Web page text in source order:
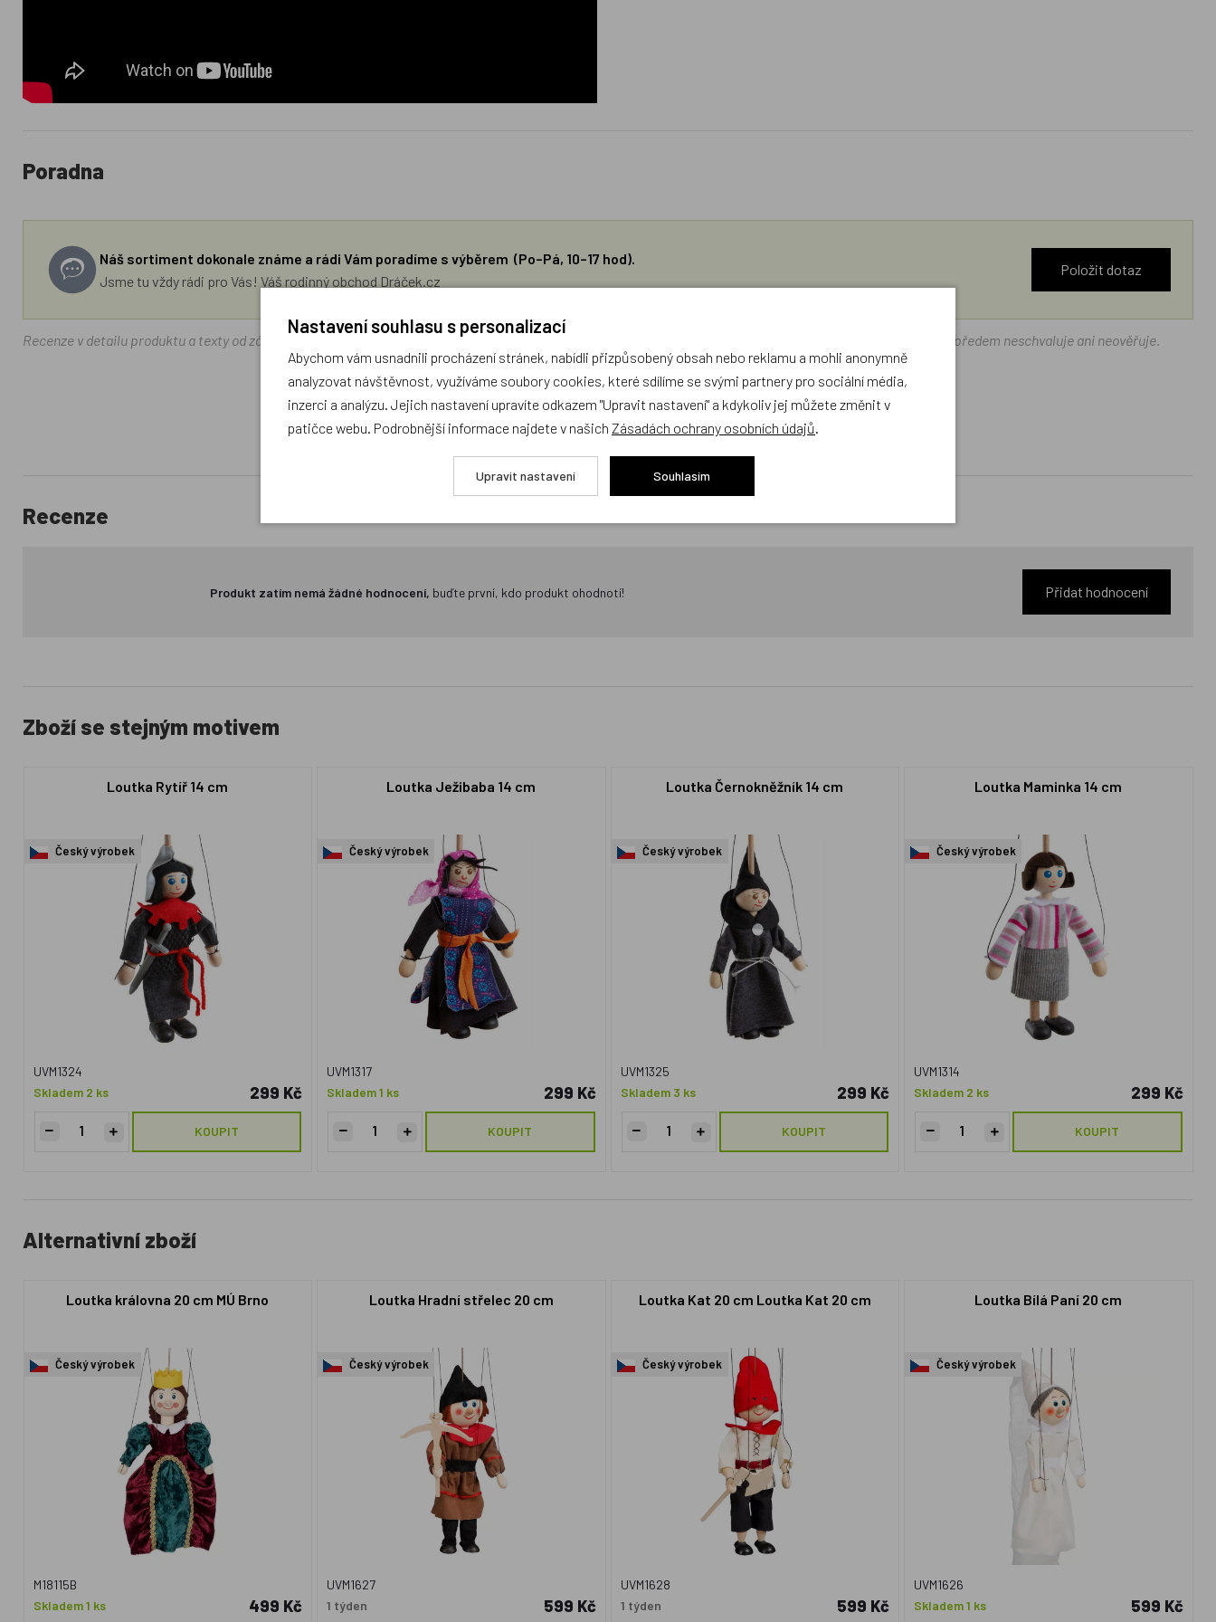
Poradna
Náš sortiment dokonale známe a rádi Vám poradíme s výběrem (Po–Pá, 10–17 hod).
Jsme tu vždy rádi pro Vás! Váš rodinný obchod Dráček.cz
Položit dotaz
Recenze v detailu produktu a texty od zákazníků v poradně odrážejí výhradně názory a stanoviska zákazníků. Provozovatel e-shopu Dráček.cz texty zákazníků předem neschvaluje ani neověřuje.
Zatím zde nejsou žádné dotazy. Buďte první, kdo se zeptá!
Recenze
Produkt zatím nemá žádné hodnocení, buďte první, kdo produkt ohodnotí! Přidat hodnocení
Zboží se stejným motivem
Loutka Rytíř 14 cm
Český výrobek
UVM1324
Skladem 2 ks
299 Kč
KOUPIT
Loutka Ježibaba 14 cm
Český výrobek
UVM1317
Skladem 1 ks
299 Kč
KOUPIT
Loutka Černokněžník 14 cm
Český výrobek
UVM1325
Skladem 3 ks
299 Kč
KOUPIT
Loutka Maminka 14 cm
Český výrobek
UVM1314
Skladem 2 ks
299 Kč
KOUPIT
Alternativní zboží
Loutka královna 20 cm MÚ Brno
Český výrobek
M18115B
Skladem 1 ks
499 Kč
Loutka Hradní střelec 20 cm
Český výrobek
UVM1627
1 týden
599 Kč
Loutka Kat 20 cm Loutka Kat 20 cm
Český výrobek
UVM1628
1 týden
599 Kč
Loutka Bílá Paní 20 cm
Český výrobek
UVM1626
Skladem 1 ks
599 Kč
Nastavení souhlasu s personalizací
Abychom vám usnadnili procházení stránek, nabídli přizpůsobený obsah nebo reklamu a mohli anonymně
analyzovat návštěvnost, využíváme soubory cookies, které sdílíme se svými partnery pro sociální média,
inzerci a analýzu. Jejich nastavení upravíte odkazem "Upravit nastavení" a kdykoliv jej můžete změnit v
patičce webu. Podrobnější informace najdete v našich Zásadách ochrany osobních údajů.
Upravit nastavení Souhlasím